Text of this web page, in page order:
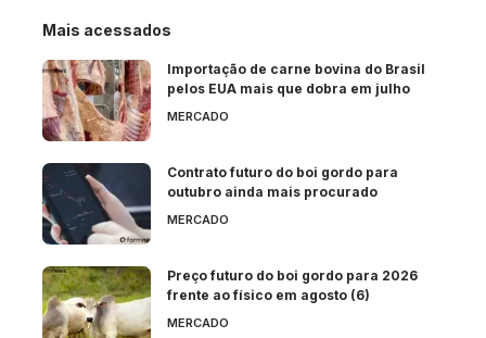
Mais acessados
Importação de carne bovina do Brasil
pelos EUA mais que dobra em julho
MERCADO
Contrato futuro do boi gordo para
outubro ainda mais procurado
MERCADO
Preço futuro do boi gordo para 2026
frente ao físico em agosto (6)
MERCADO